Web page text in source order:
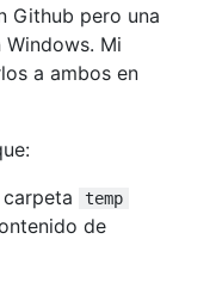
Github pero una
Mi
a ambos en
temp
de